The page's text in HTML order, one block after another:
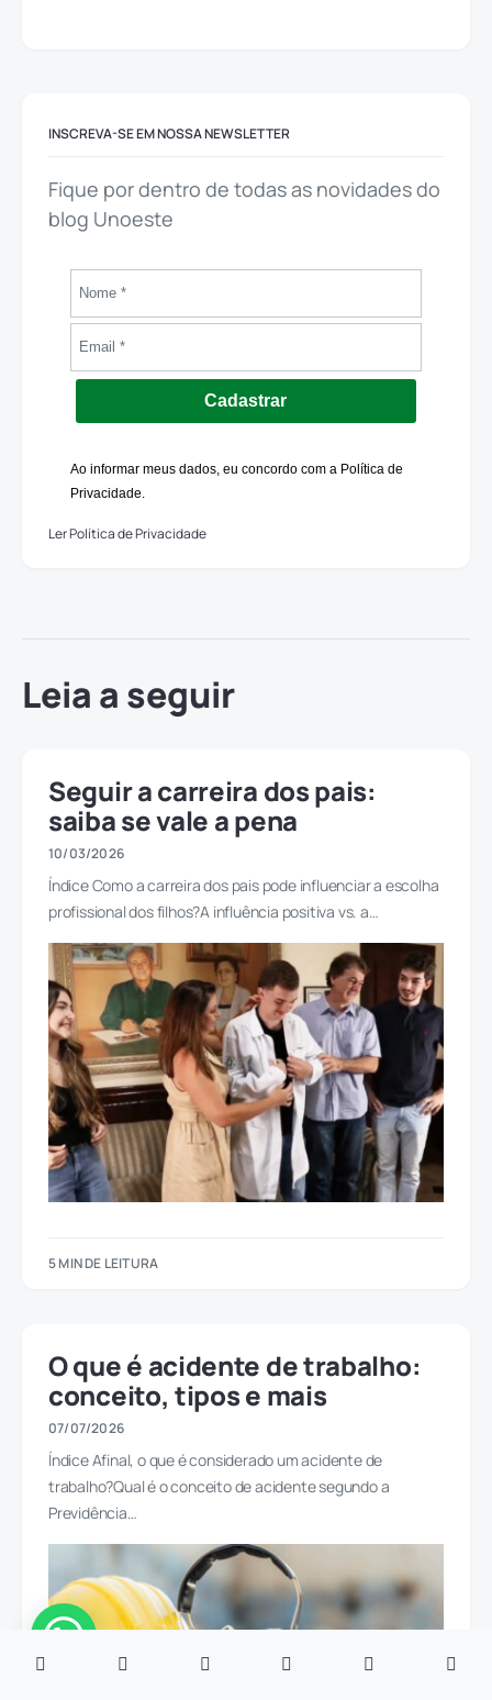
INSCREVA-SE EM NOSSA NEWSLETTER
Fique por dentro de todas as novidades do
blog Unoeste
Cadastrar
Ao informar meus dados, eu concordo com a Política de
Privacidade.
Ler Política de Privacidade
Leia a seguir
Seguir a carreira dos pais:
saiba se vale a pena
10/03/2026
Índice Como a carreira dos pais pode influenciar a escolha
profissional dos filhos?A influência positiva vs. a…
5 MIN DE LEITURA
O que é acidente de trabalho:
conceito, tipos e mais
07/07/2026
Índice Afinal, o que é considerado um acidente de
trabalho?Qual é o conceito de acidente segundo a
Previdência…